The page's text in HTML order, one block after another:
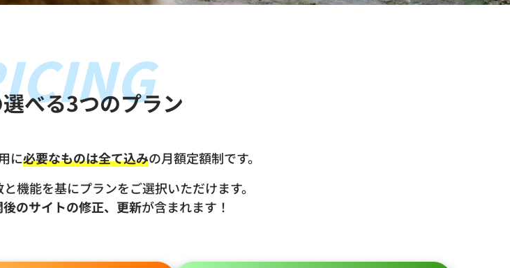
べる3つのプラン
に必要なものは全て込みの月額定額制です。
機能を基にプランをご選択いただけます。
後のサイトの修正、更新が含まれます！